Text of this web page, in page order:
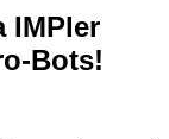
IMPler
Bots!